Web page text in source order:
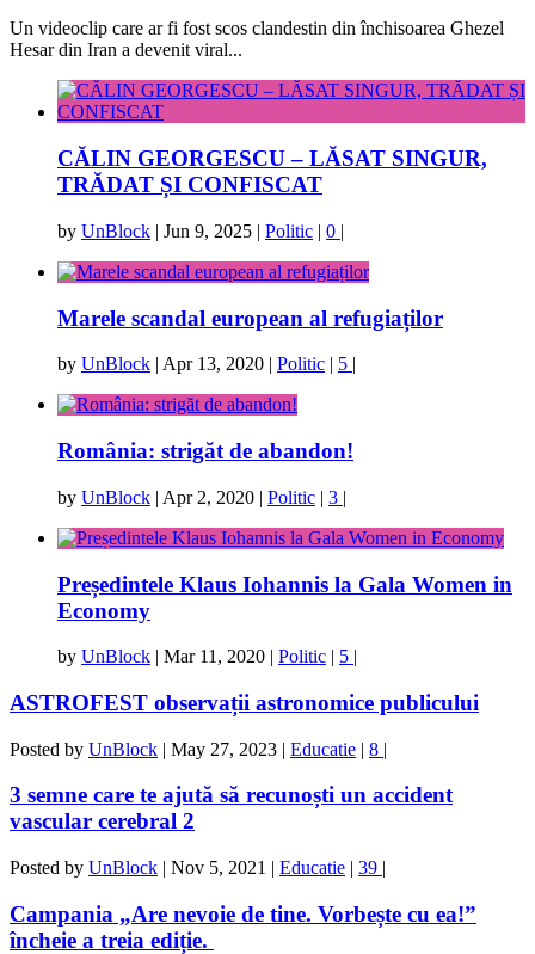
Un videoclip care ar fi fost scos clandestin din închisoarea Ghezel
Hesar din Iran a devenit viral...
CĂLIN GEORGESCU – LĂSAT SINGUR,
TRĂDAT ȘI CONFISCAT
by UnBlock | Jun 9, 2025 | Politic | 0 |
Marele scandal european al refugiaților
by UnBlock | Apr 13, 2020 | Politic | 5 |
România: strigăt de abandon!
by UnBlock | Apr 2, 2020 | Politic | 3 |
Președintele Klaus Iohannis la Gala Women in
Economy
by UnBlock | Mar 11, 2020 | Politic | 5 |
ASTROFEST observații astronomice publicului
Posted by UnBlock | May 27, 2023 | Educatie | 8 |
3 semne care te ajută să recunoști un accident
vascular cerebral 2
Posted by UnBlock | Nov 5, 2021 | Educatie | 39 |
Campania „Are nevoie de tine. Vorbește cu ea!”
încheie a treia ediție.